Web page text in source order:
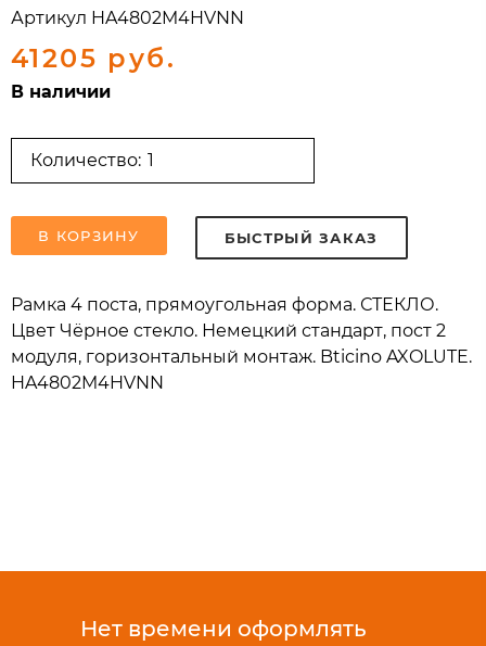
Артикул HA4802M4HVNN
41205 руб.
В наличии
Количество:
В КОРЗИНУ БЫСТРЫЙ ЗАКАЗ
Рамка 4 поста, прямоугольная форма. СТЕКЛО.
Цвет Чёрное стекло. Немецкий стандарт, пост 2
модуля, горизонтальный монтаж. Bticino AXOLUTE.
HA4802M4HVNN
Нет времени оформлять